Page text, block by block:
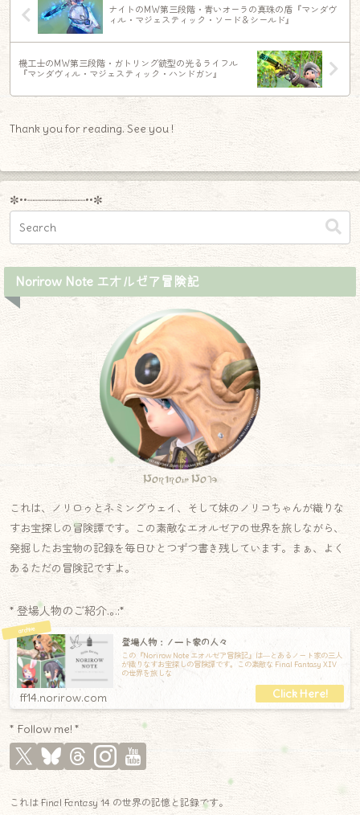
ナイトのMW第三段階・青いオーラの真珠の盾『マンダヴ
ィル・マジェスティック・ソード＆シールド』
機工士のMW第三段階・ガトリング銃型の光るライフル
『マンダヴィル・マジェスティック・ハンドガン』
Thank you for reading. See you !
✼••┈┈┈┈┈┈┈┈┈••✼
Norirow Note エオルゼア冒険記
Norirow Note
これは、ノリロゥとネミングウェイ、そして妹のノリコちゃんが織りな
すお宝探しの冒険譚です。この素敵なエオルゼアの世界を旅しながら、
発掘したお宝物の記録を毎日ひとつずつ書き残しています。まぁ、よく
あるただの冒険記ですよ。
* 登場人物のご紹介.｡.:*
登場人物：ノート家の人々
この『Norirow Note エオルゼア冒険記』は―とあるノート家の三人
が織りなすお宝探しの冒険譚です。この素敵な Final Fantasy XIV
の世界を旅しな
ff14.norirow.com
* Follow me! *
これは Final Fantasy 14 の世界の記憶と記録です。